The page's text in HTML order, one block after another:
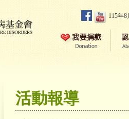
115年
活動報導